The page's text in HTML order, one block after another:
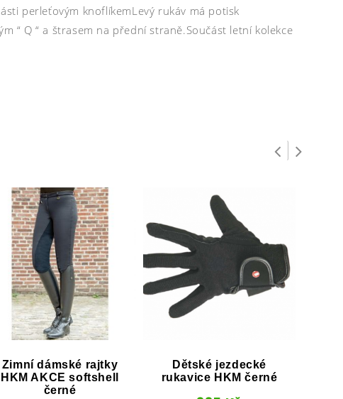
perleťovým knoflíkemLevý rukáv má potisk
“ Q “ a štrasem na přední straně.Součást letní kolekce
Zimní dámské rajtky
HKM AKCE softshell
černé
Dětské jezdecké
rukavice HKM černé